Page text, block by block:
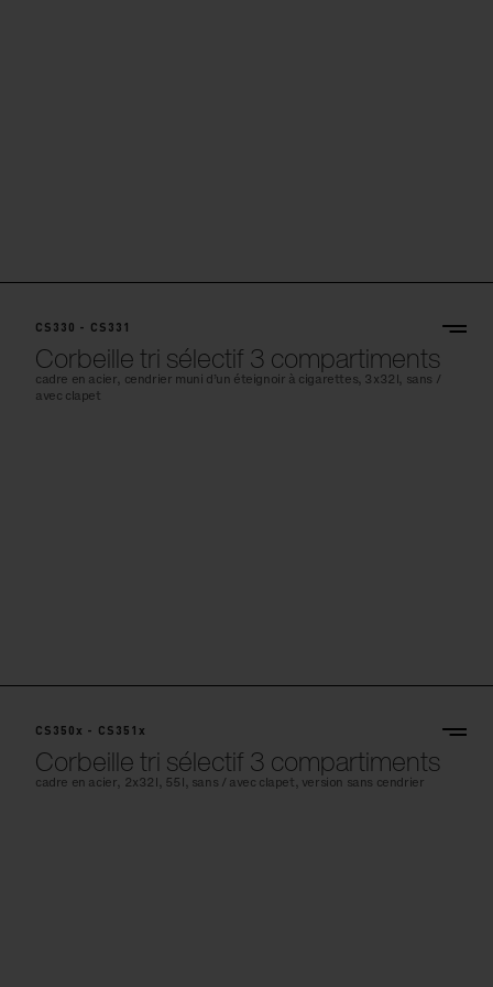
CS330 - CS331
Corbeille tri sélectif 3 compartiments
cadre en acier, cendrier muni d’un éteignoir à cigarettes, 3x32l, sans /
avec clapet
CS350x - CS351x
Corbeille tri sélectif 3 compartiments
cadre en acier, 2x32l, 55l, sans / avec clapet, version sans cendrier